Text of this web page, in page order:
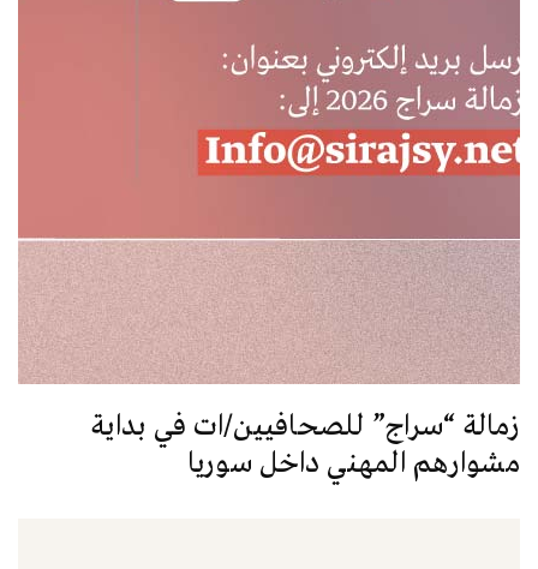
زمالة “سراج” للصحافيين/ات في بداية
مشوارهم المهني داخل سوريا